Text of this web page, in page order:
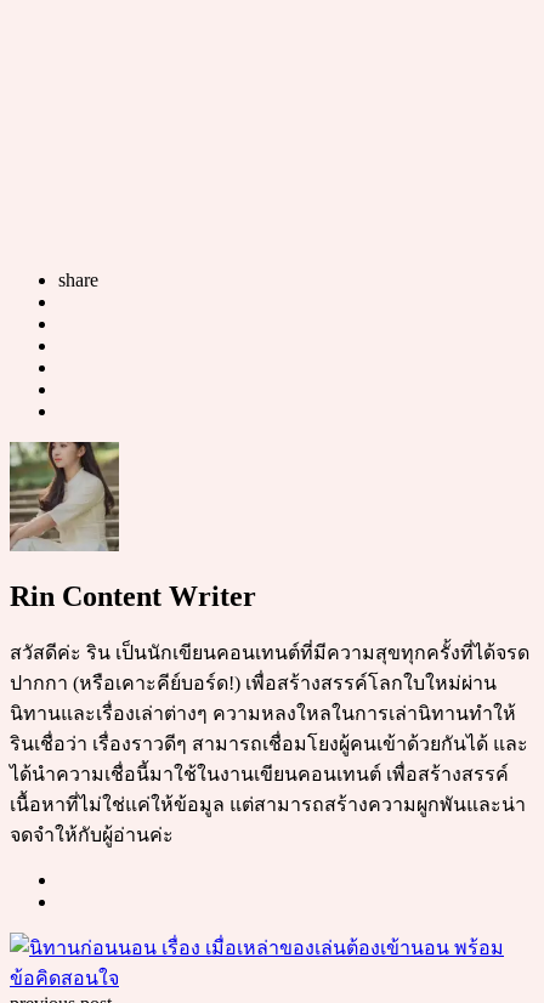
share
Rin Content Writer
สวัสดีค่ะ ริน เป็นนักเขียนคอนเทนต์ที่มีความสุขทุกครั้งที่ได้จรด
ปากกา (หรือเคาะคีย์บอร์ด!) เพื่อสร้างสรรค์โลกใบใหม่ผ่าน
นิทานและเรื่องเล่าต่างๆ ความหลงใหลในการเล่านิทานทำให้
รินเชื่อว่า เรื่องราวดีๆ สามารถเชื่อมโยงผู้คนเข้าด้วยกันได้ และ
ได้นำความเชื่อนี้มาใช้ในงานเขียนคอนเทนต์ เพื่อสร้างสรรค์
เนื้อหาที่ไม่ใช่แค่ให้ข้อมูล แต่สามารถสร้างความผูกพันและน่า
จดจำให้กับผู้อ่านค่ะ
Post
navigation